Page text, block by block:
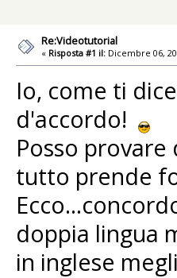
Re:Videotutorial
« Risposta #1 il: Dicembre 06,
Io, come ti
d'accordo!
Posso
tutto prende
doppia lingua
in inglese